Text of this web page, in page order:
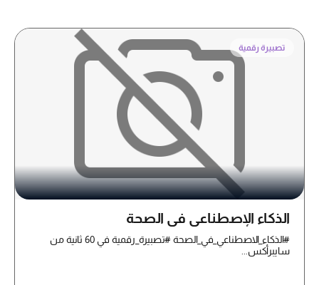
تصبيرة رقمية
الذكاء الإصطناعي في الصحة
#الذكاء_الاصطناعي_في_الصحة #تصبيرة_رقمية في 60 ثانية من
سايبرأكس...